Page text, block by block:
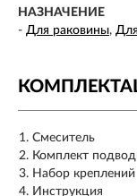
НАЗНАЧЕНИЕ
- Для раковины
Смеситель
Комплект
Набор креплений
Инструкция